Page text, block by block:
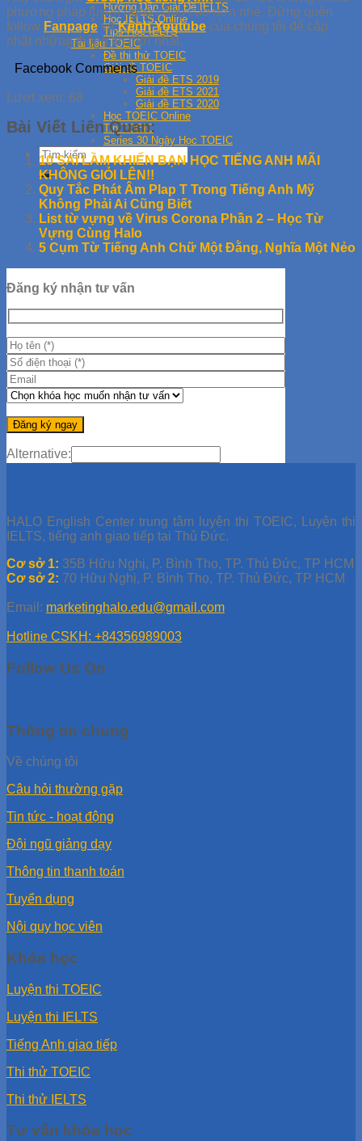
Hướng Dẫn Giải Đề IELTS
Học IELTS Online
Tips Học IELTS
Tài liệu TOEIC
Đề thi thử TOEIC
Giải đề TOEIC
Giải đề ETS 2019
Giải đề ETS 2021
Giải đề ETS 2020
Học TOEIC Online
Tip TOEIC
Series 30 Ngày Học TOEIC
phương pháp luyện nghe nâng cao hơn nhé. Đừng quên
follow Fanpage vàKênh Youtube của chúng tôi để cập
nhật những thông tin mới nhất.
Facebook Comments
Lượt xem: 68
Bài Viết Liên Quan:
10 SAI LẦM KHIẾN BẠN HỌC TIẾNG ANH MÃI
KHÔNG GIỎI LÊN!!
Quy Tắc Phát Âm Plap T Trong Tiếng Anh Mỹ
Không Phải Ai Cũng Biết
List từ vựng về Virus Corona Phần 2 – Học Từ
Vựng Cùng Halo
5 Cụm Từ Tiếng Anh Chữ Một Đằng, Nghĩa Một Nẻo
Đăng ký nhận tư vấn
Alternative:
HALO English Center trung tâm luyện thi TOEIC, Luyện thi
IELTS, tiếng anh giao tiếp tại Thủ Đức.
Cơ sở 1: 35B Hữu Nghị, P. Bình Thọ, TP. Thủ Đức, TP HCM
Cơ sở 2: 70 Hữu Nghị, P. Bình Thọ, TP. Thủ Đức, TP HCM
Email: marketinghalo.edu@gmail.com
Hotline CSKH: +84356989003
Follow Us On
Thông tin chung
Về chúng tôi
Câu hỏi thường gặp
Tin tức - hoạt động
Đội ngũ giảng dạy
Thông tin thanh toán
Tuyển dụng
Nội quy học viên
Khóa học
Luyện thi TOEIC
Luyện thi IELTS
Tiếng Anh giao tiếp
Thi thử TOEIC
Thi thử IELTS
Tư vấn khóa học